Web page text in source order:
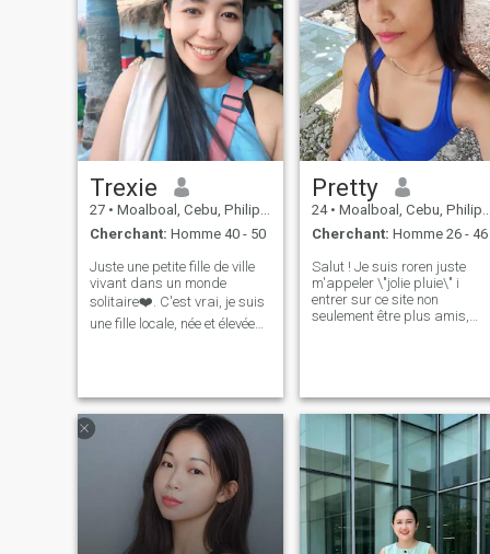
Trexie
27 • Moalboal, Cebu, Philippines
Cherchant: Homme 40 - 50
Juste une petite fille de ville
vivant dans un monde
solitaire❤️. C'est vrai, je suis
une fille locale, née et élevée
collège en 2018 et j'ai suivi le
cours de BACCALAURÉAT EN
SCIENCES EN GESTION
HÔTELIÈRE (HRM) J'ai 1
enfant doux et aimant enfant.
Je suis veuve, les 2021
derniers mon mari est
décédé à cause de l'heure du
covid. Et maintenant, j’élève
mon enfant avec plein
Pretty
24 • Moalboal, Cebu, Philippines
Cherchant: Homme 26 - 46
Salut ! Je suis roren juste
m'appeler \"jolie pluie\" i
entrer sur ce site non
seulement être plus amis,
et pourrait trouver quelqu'un
qui oves vraiment moi et me
marier . Amenez-moi à
l'autre pays, expérimentez
les choses que je n'ai jamais
été expérimenté, mangeant
des aliments délicieux,
quelqu'un qui m'a traité
correctement afin que je
puisse aussi le traiter plus